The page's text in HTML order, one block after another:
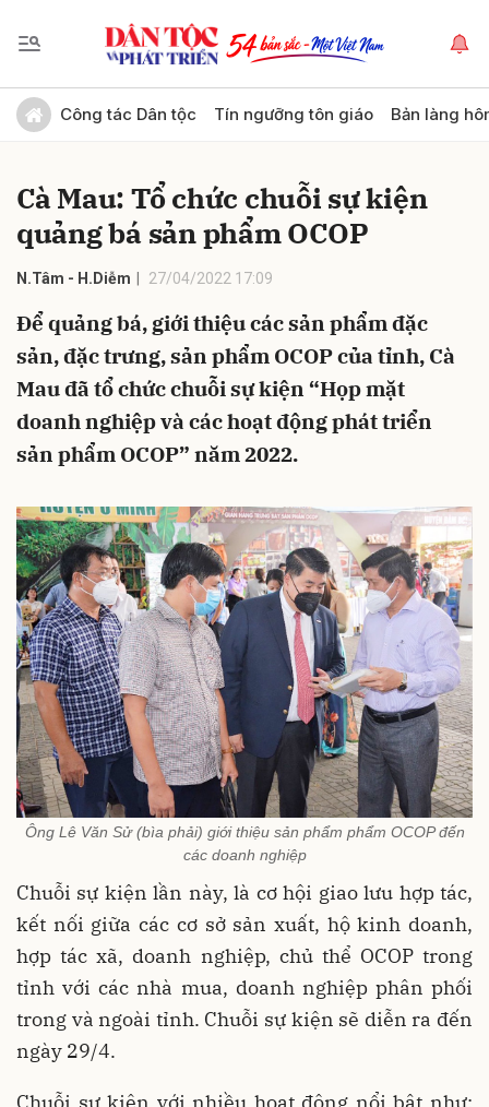
Công tác Dân tộc Tín ngưỡng tôn giáo Bản làng
Cà Mau: Tổ chức chuỗi sự kiện
quảng bá sản phẩm OCOP
N.Tâm - H.Diễm 27/04/2022 17:09
Để quảng bá, giới thiệu các sản phẩm đặc
sản, đặc trưng, sản phẩm OCOP của tỉnh, Cà
Mau đã tổ chức chuỗi sự kiện “Họp mặt
doanh nghiệp và các hoạt động phát triển
sản phẩm OCOP” năm 2022.
Ông Lê Văn Sử (bìa phải) giới thiệu sản phẩm phẩm OCOP đến
các doanh nghiệp
Chuỗi sự kiện lần này, là cơ hội giao lưu hợp tác,
kết nối giữa các cơ sở sản xuất, hộ kinh doanh,
hợp tác xã, doanh nghiệp, chủ thể OCOP trong
tỉnh với các nhà mua, doanh nghiệp phân phối
trong và ngoài tỉnh. Chuỗi sự kiện sẽ diễn ra đến
ngày 29/4.
Gửi bình luận
Hủy Gửi